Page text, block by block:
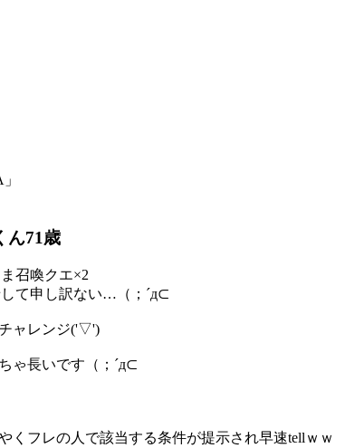
ん71歳
召喚クエ×2
て申し訳ない…（；´д⊂
ャレンジ('▽')
長いです（；´д⊂
くフレの人で該当する条件が提示され早速tellｗｗ